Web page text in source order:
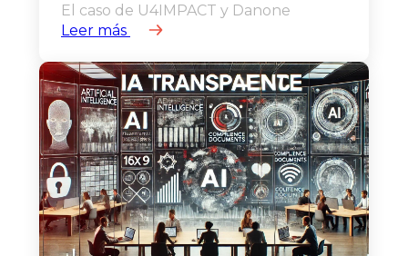
El caso de U4IMPACT y Danone
Leer más